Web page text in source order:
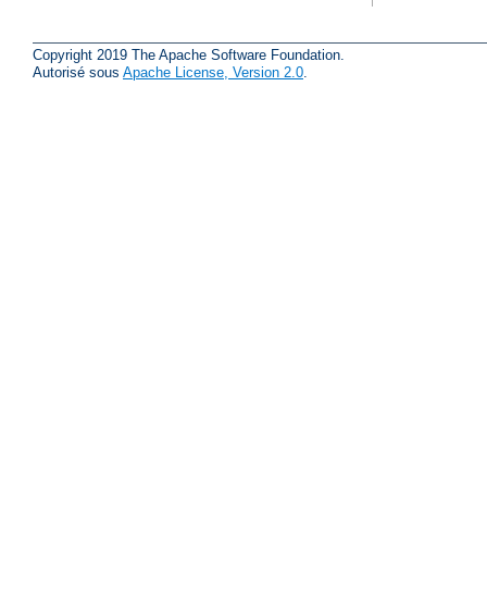
Copyright 2019 The Apache Software Foundation.
Autorisé sous Apache License, Version 2.0